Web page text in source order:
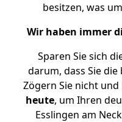
besitzen, was
Wir haben immer
Sparen Sie sich
darum, dass Sie
Zögern Sie nicht und
heute, um Ihren
Esslingen am